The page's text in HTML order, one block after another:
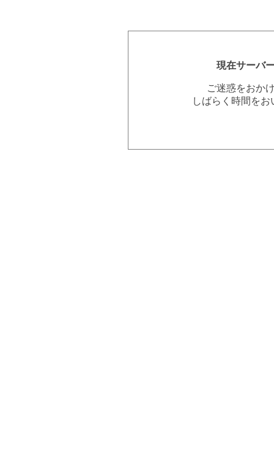
現在サーバ
ご迷惑をおか
しばらく時間を